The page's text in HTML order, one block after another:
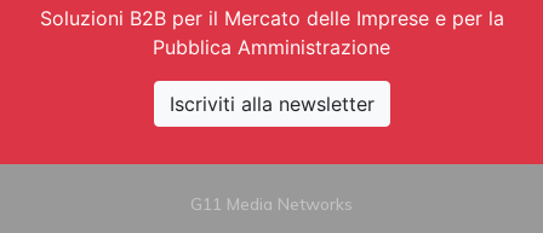
Soluzioni B2B per il Mercato delle Imprese e per la
Pubblica Amministrazione
Iscriviti alla newsletter
G11 Media Networks